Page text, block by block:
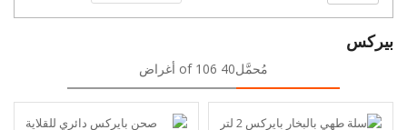
بيركس
مُحمَّل40 of 106 أغراض